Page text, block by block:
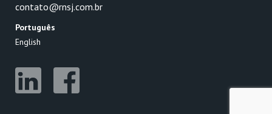
contato@rnsj.com.br
Português
English